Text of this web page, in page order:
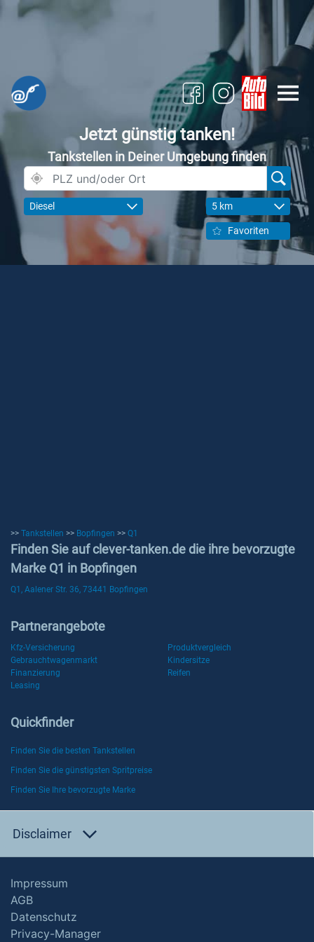
Jetzt günstig tanken!
Tankstellen in Deiner Umgebung finden
Diesel 5 km
Favoriten
>> Tankstellen >> Bopfingen >> Q1
Finden Sie auf clever-tanken.de die ihre bevorzugte
Marke Q1 in Bopfingen
Q1, Aalener Str. 36, 73441 Bopfingen
Partnerangebote
Kfz-Versicherung
Produktvergleich
Gebrauchtwagenmarkt
Kindersitze
Finanzierung
Reifen
Leasing
Quickfinder
Finden Sie die besten Tankstellen
Finden Sie die günstigsten Spritpreise
Finden Sie Ihre bevorzugte Marke
Disclaimer
Impressum
AGB
Datenschutz
Privacy-Manager